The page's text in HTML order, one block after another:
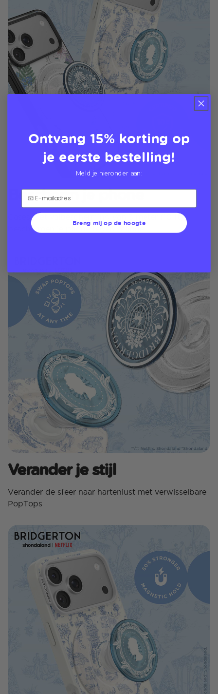
Bescherm je phone
Cases met valbescherming van 3 meter (10 ft)
beschermen je phone tegen schade
Verander je stijl
Verander de sfeer naar hartenlust met verwisselbare
PopTops
Ontvang 15% korting op
je eerste bestelling!
Meld je hieronder aan:
Breng mij op de hoogte